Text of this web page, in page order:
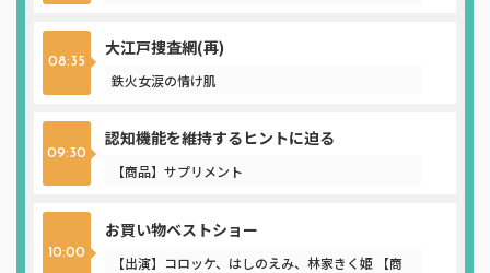
08:35
大江戸捜査網(再)
鉄火女涙の情け肌
09:30
認知機能を維持するヒントに迫る
【商品】サプリメント
10:00
お買い物ベストショー
【出演】コロッケ、はしのえみ、林家きく姫 【商